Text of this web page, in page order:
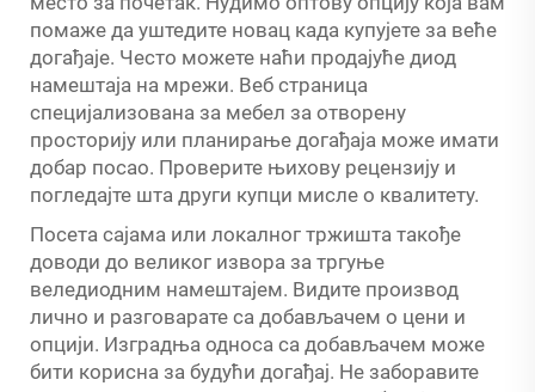
помаже да уштедите новац када купујете за веће
догађаје. Често можете наћи продајуће диод
намештаја на мрежи. Веб страница
специјализована за мебел за отворену
просторију или планирање догађаја може имати
добар посао. Проверите њихову рецензију и
погледајте шта други купци мисле о квалитету.
Посета сајама или локалног тржишта такође
доводи до великог извора за тргуње
веледиодним намештајем. Видите производ
лично и разговарате са добављачем о цени и
опцији. Изградња односа са добављачем може
бити корисна за будући догађај. Не заборавите